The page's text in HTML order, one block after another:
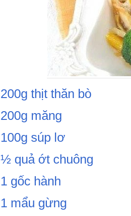
200g thịt thăn bò
200g măng
100g súp lơ
½ quả ớt chuông
1 gốc hành
1 mẩu gừng